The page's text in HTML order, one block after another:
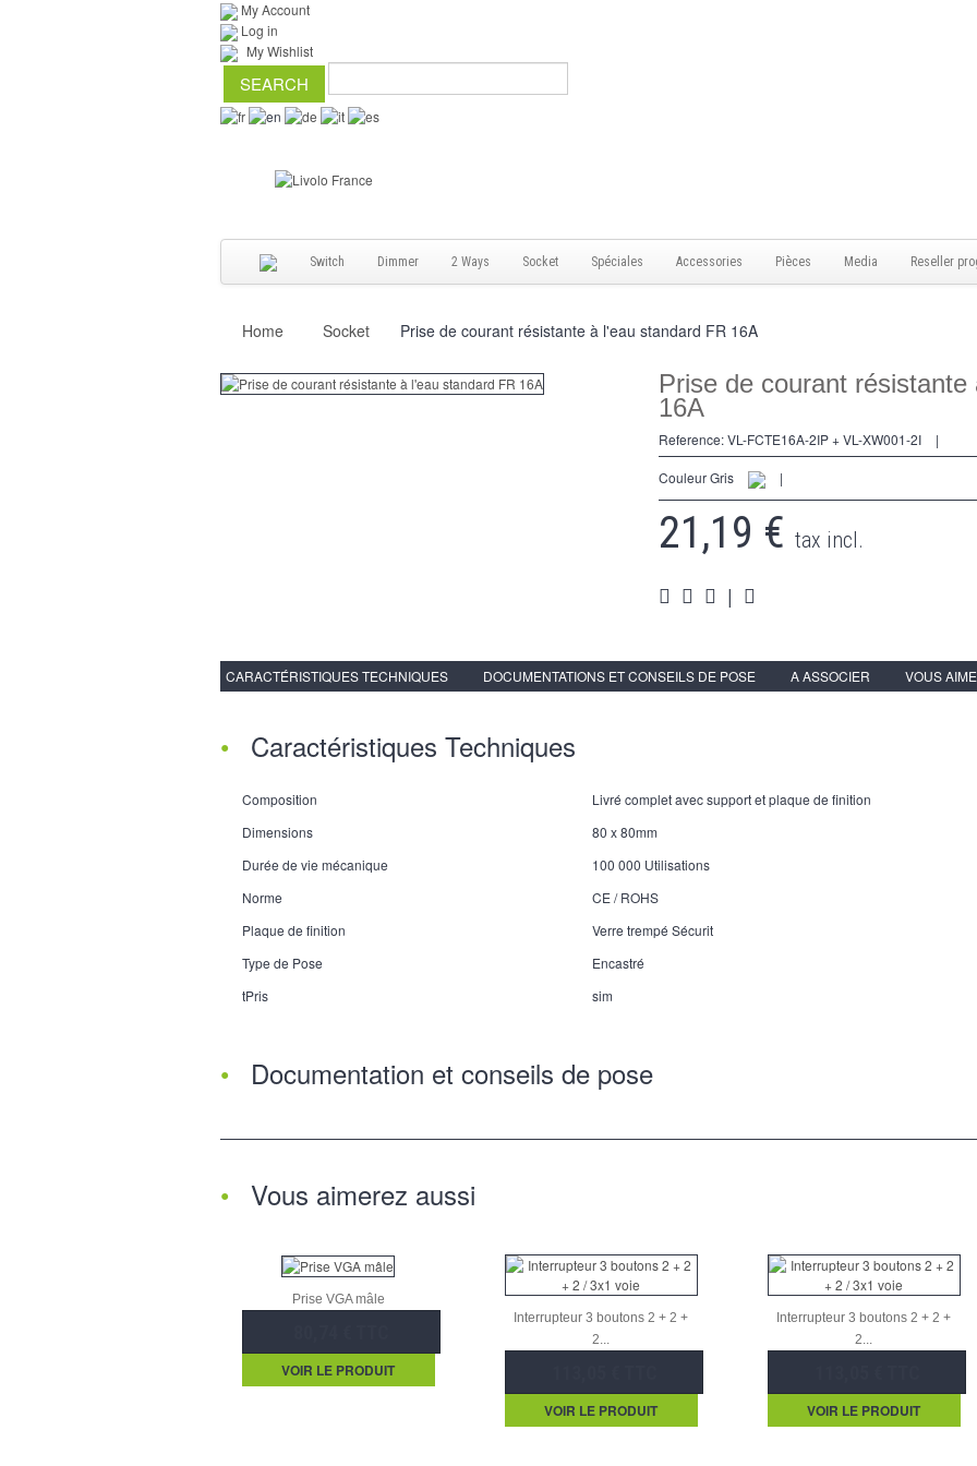
My Account
Log in
My Wishlist
Switch Dimmer 2 Ways Socket Spéciales Accessories Pièces Media Reseller
Home Socket Prise de courant résistante à l'eau standard FR 16A
Prise de courant
16A
Reference:VL-FCTE16A-2IP + VL-XW001-2I |
Couleur Gris |
21,19 € tax incl.
|
CARACTÉRISTIQUES TECHNIQUES DOCUMENTATIONS ET CONSEILS DE POSE A ASSOCIER VOUS
Caractéristiques Techniques
Composition
Livré complet avec support et plaque de finition
Dimensions
80 x 80mm
Durée de vie mécanique
100 000 Utilisations
Norme
CE / ROHS
Plaque de finition
Verre trempé Sécurit
Type de Pose
Encastré
tPris
sim
Documentation et conseils de pose
Vous aimerez aussi
Prise VGA mâle
VOIR LE PRODUIT
Interrupteur 3 boutons 2 + 2 +
2...
VOIR LE PRODUIT
Interrupteur 3 boutons 2 + 2 +
2...
VOIR LE PRODUIT